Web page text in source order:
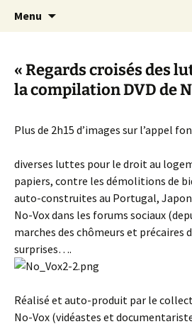
Canal Marches
Menu
« Regards croisés des
la compilation DVD de
Plus de 2h15 d’images sur l’appel
diverses luttes pour le droit au
papiers, contre les démolitions de
auto-construites au Portugal,
No-Vox dans les forums sociaux
marches des chômeurs et précaires
surprises….
Réalisé et auto-produit par le
No-Vox (vidéastes et